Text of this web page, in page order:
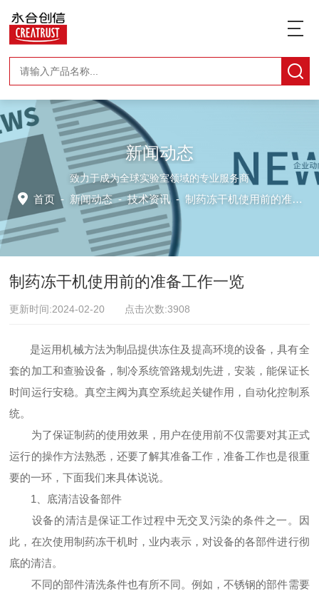
新闻动态
致力于成为全球实验室领域的专业服务商
首页 - 新闻动态-技术资讯 -制药冻干机使用前的准备工作一览
制药冻干机使用前的准备工作一览
更新时间:2024-02-20 点击次数:3908
是运用机械方法为制品提供冻住及提高环境的设备，具有全
套的加工和查验设备，制冷系统管路规划先进，安装，能保证长
时间运行安稳。真空主阀为真空系统起关键作用，自动化控制系
统。
为了保证制药的使用效果，用户在使用前不仅需要对其正式
运行的操作方法熟悉，还要了解其准备工作，准备工作也是很重
要的一环，下面我们来具体说说。
1、底清洁设备部件
设备的清洁是保证工作过程中无交叉污染的条件之一。因
此，在次使用制药冻干机时，业内表示，对设备的各部件进行彻
底的清洁。
不同的部件清洗条件也有所不同。例如，不锈钢的部件需要